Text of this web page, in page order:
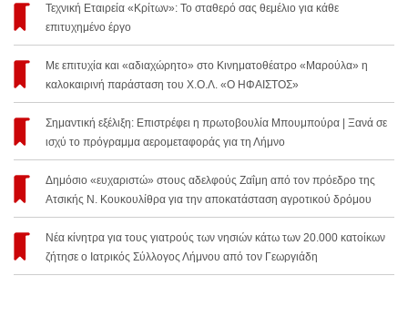
Τεχνική Εταιρεία «Κρίτων»: Το σταθερό σας θεμέλιο για κάθε
επιτυχημένο έργο
Με επιτυχία και «αδιαχώρητο» στο Κινηματοθέατρο «Μαρούλα» η
καλοκαιρινή παράσταση του Χ.Ο.Λ. «Ο ΗΦΑΙΣΤΟΣ»
Σημαντική εξέλιξη: Επιστρέφει η πρωτοβουλία Μπουμπούρα | Ξανά σε
ισχύ το πρόγραμμα αερομεταφοράς για τη Λήμνο
Δημόσιο «ευχαριστώ» στους αδελφούς Ζαΐμη από τον πρόεδρο της
Ατσικής Ν. Κουκουλίθρα για την αποκατάσταση αγροτικού δρόμου
Νέα κίνητρα για τους γιατρούς των νησιών κάτω των 20.000 κατοίκων
ζήτησε ο Ιατρικός Σύλλογος Λήμνου από τον Γεωργιάδη